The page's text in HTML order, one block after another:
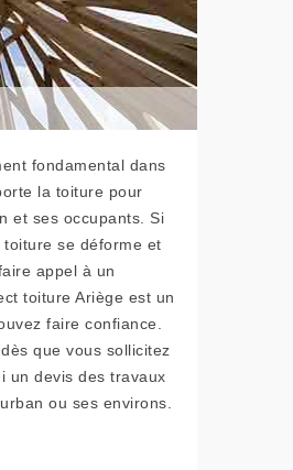
fondamental dans
la toiture pour
et ses occupants. Si
toiture se déforme et
appel à un
toiture Ariège est un
faire confiance.
que vous sollicitez
un devis des travaux
ou ses environs.